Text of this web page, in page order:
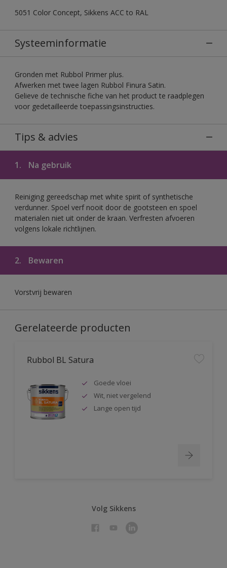
5051 Color Concept, Sikkens ACC to RAL
Systeeminformatie
Gronden met Rubbol Primer plus.
Afwerken met twee lagen Rubbol Finura Satin.
Gelieve de technische fiche van het product te raadplegen
voor gedetailleerde toepassingsinstructies.
Tips & advies
1. Na gebruik
Reiniging gereedschap met white spirit of synthetische
verdunner. Spoel verf nooit door de gootsteen en spoel
materialen niet uit onder de kraan. Verfresten afvoeren
volgens lokale richtlijnen.
2. Bewaren
Vorstvrij bewaren
Gerelateerde producten
Rubbol BL Satura
Goede vloei
Wit, niet vergelend
Lange open tijd
Volg Sikkens